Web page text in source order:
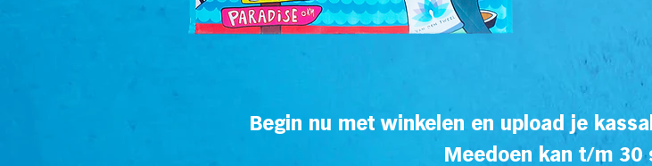
Begin nu met winkelen en upload je
Meedoen kan t/m 30